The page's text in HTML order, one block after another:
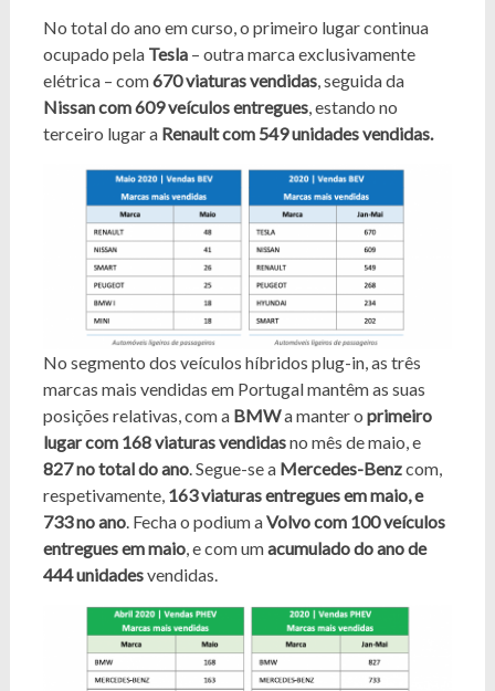
No total do ano em curso, o primeiro lugar continua
ocupado pela Tesla– outra marca exclusivamente
elétrica – com670 viaturas vendidas, seguida da
Nissan com 609 veículos entregues, estando no
terceiro lugar a Renault com 549 unidades vendidas.
No segmento dos veículos híbridos plug-in, as três
marcas mais vendidas em Portugal mantêm as suas
posições relativas, com a BMWa manter o primeiro
lugar com 168 viaturas vendidasno mês de maio, e
827 no total do ano. Segue-se a Mercedes-Benzcom,
respetivamente, 163 viaturas entregues em maio, e
733 no ano. Fecha o podium aVolvo com 100 veículos
entregues em maio, e com umacumulado do ano de
444 unidadesvendidas.